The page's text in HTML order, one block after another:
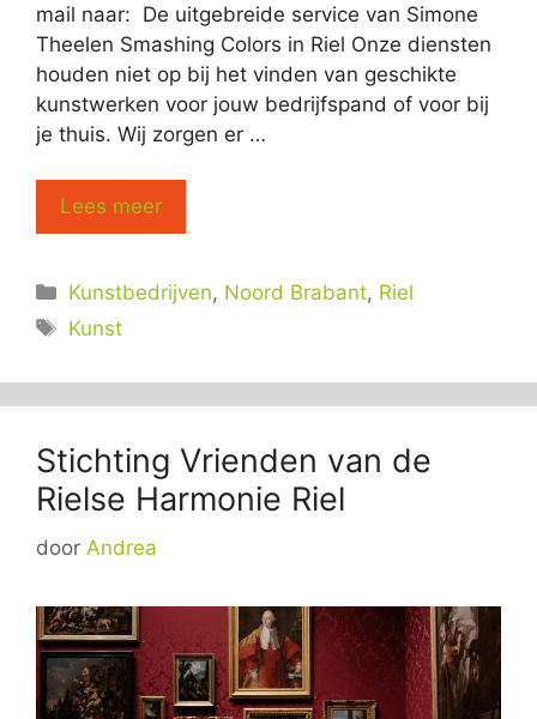
mail naar: De uitgebreide service van Simone
Theelen Smashing Colors in Riel Onze diensten
houden niet op bij het vinden van geschikte
kunstwerken voor jouw bedrijfspand of voor bij
je thuis. Wij zorgen er …
Lees meer
Categorieën
Kunstbedrijven, Noord Brabant, Riel
Tags
Kunst
Stichting Vrienden van de
Rielse Harmonie Riel
door Andrea